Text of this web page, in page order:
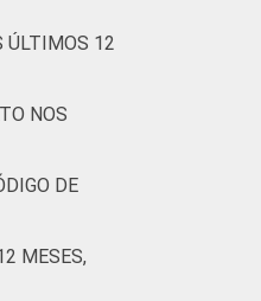
ÚLTIMOS 12
NOS
DE
MESES,